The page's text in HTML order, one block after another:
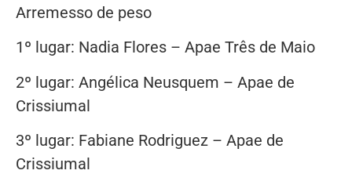
Arremesso de peso
1º lugar: Nadia Flores – Apae Três de Maio
2º lugar: Angélica Neusquem – Apae de
Crissiumal
3º lugar: Fabiane Rodriguez – Apae de
Crissiumal